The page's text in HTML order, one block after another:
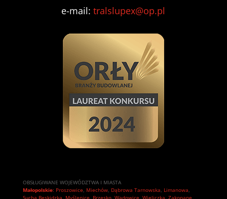
e-mail:tralslupex@op.pl
OBSŁUGIWANE WOJEWÓDZTWA I MIASTA
Małopolskie: Proszowice, Miechów, Dąbrowa Tarnowska, Limanowa,